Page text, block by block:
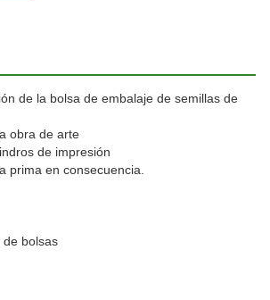
de la bolsa de embalaje de semillas de
obra de arte
de impresión
prima en consecuencia.
de bolsas